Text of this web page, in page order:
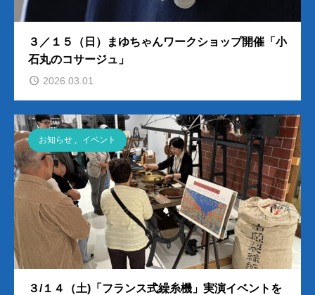
３／１５（日）まゆちゃんワークショップ開催「小
石丸のコサージュ」
2026.03.01
お知らせ , イベント
３/１４（土)「フランス式繰糸機」実演イベントを